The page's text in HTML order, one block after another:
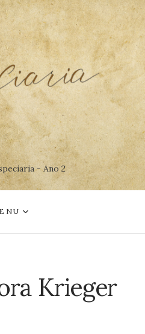
- Ano 2
Krieger